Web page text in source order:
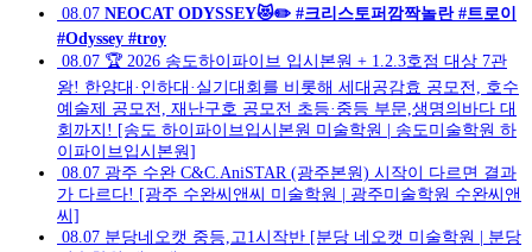
08.07 NEOCAT ODYSSEY😻✏️ #크리스토퍼깜짝놀란 #트로이
#Odyssey #troy
08.07 🏆 2026 송도하이파이브 입시본원 + 1.2.3호점 대상 7관
왕! 한양대·인하대·실기대회를 비롯해 세대공감효 공모전, 호수
예술제 공모전, 재난구호 공모전 초등·중등 부문,생명의바다 대
회까지! [송도 하이파이브입시본원 미술학원 | 송도미술학원 하
이파이브입시본원]
08.07 광주 수완 C&C.AniSTAR (광주본원) 시작이 다르면 결과
가 다르다! [광주 수완씨앤씨 미술학원 | 광주미술학원 수완씨앤
씨]
08.07 분당네오캣 중등,고1시작반 [분당 네오캣 미술학원 | 분당